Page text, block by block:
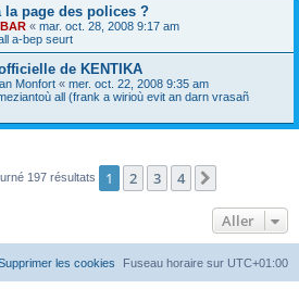
page des polices ?
« mar. oct. 28, 2008 9:17 am
a-bep seurt
de KENTIKA
Monfort « mer. oct. 22, 2008 9:35 am
all (frank a wirioù evit an darn vrasañ
197 résultats 1 2 3 4
Aller
Fuseau horaire sur UTC+01:00
les cookies